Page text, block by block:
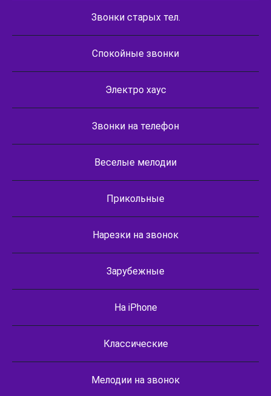
Звонки старых тел.
Спокойные звонки
Электро хаус
Звонки на телефон
Веселые мелодии
Прикольные
Нарезки на звонок
Зарубежные
На iPhone
Классические
Мелодии на звонок